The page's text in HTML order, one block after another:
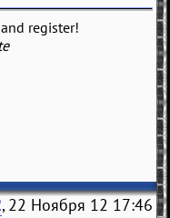
and register!
, 22 Ноября 12 17:46